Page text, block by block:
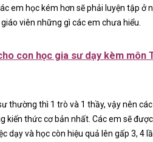
em học kém hơn sẽ phải luyện tập
viên những gì các em chưa hiểu.
con học gia sư dạy kèm môn
thường thì 1 trò và 1 thầy, vậy nên
kiến thức cơ bản nhất. Các em sẽ
dạy và học còn hiệu quả lên gấp 3, 4